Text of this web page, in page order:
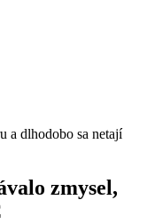
a dlhodobo sa netají
zmysel,